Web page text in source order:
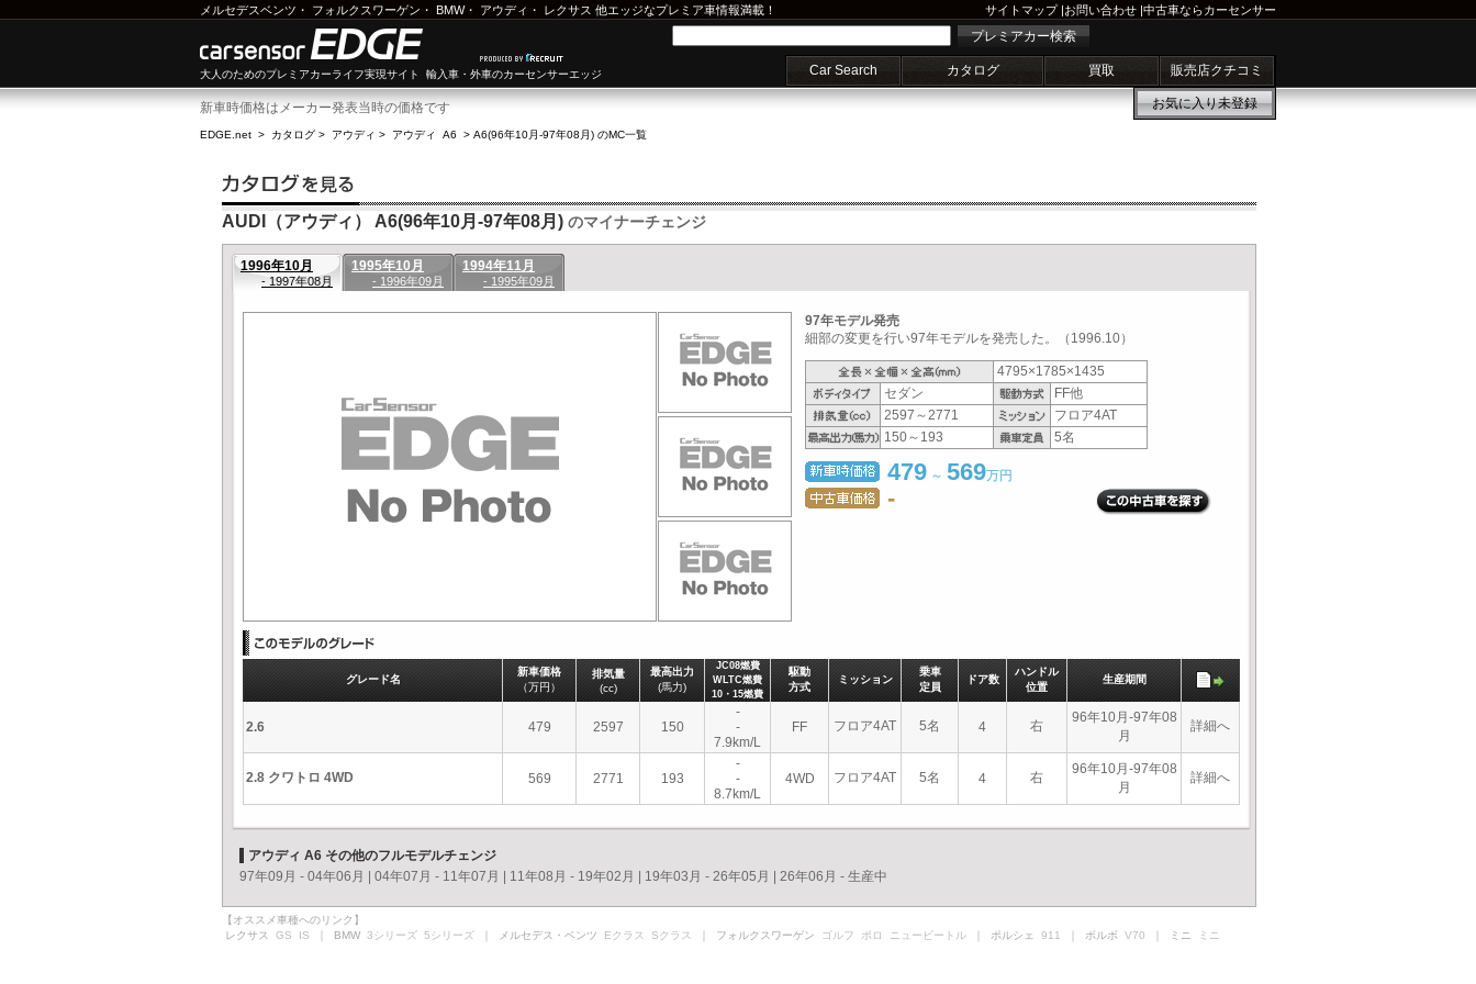
メルセデスベンツ ・ フォルクスワーゲン ・ BMW・ アウディ ・ レクサス 他エッジなプレミア車情報満載！ サイトマップ|お問い合わせ |中古車ならカーセンサー
大人のためのプレミアカーライフ実現サイト 輸入車・外車のカーセンサーエッジ
プレミアカー検索
Car Search カタログ 買取 販売店クチコミ
お気に入り未登録
新車時価格はメーカー発表当時の価格です
EDGE.net > カタログ > アウディ > アウディ A6 > A6(96年10月-97年08月) のMC一覧
AUDI（アウディ） A6(96年10月-97年08月) のマイナーチェンジ
1996年10月
- 1997年08月
1995年10月
- 1996年09月
1994年11月
- 1995年09月
97年モデル発売
細部の変更を行い97年モデルを発売した。（1996.10）
4795×1785×1435
セダン
FF他
2597～2771
フロア4AT
150～193
5名
479 ～ 569万円
-
グレード名
新車価格
（万円）
排気量
(cc)
最高出力
(馬力)
JC08燃費
WLTC燃費
10・15燃費
駆動
方式
ミッション
乗車
定員
ドア数
ハンドル
位置
生産期間
2.6 479 2597 150
-
-
7.9km/L
FF フロア4AT 5名 4 右
96年10月-97年08
月
詳細へ
2.8 クワトロ 4WD 569 2771 193
-
-
8.7km/L
4WD フロア4AT 5名 4 右
96年10月-97年08
月
詳細へ
アウディ A6 その他のフルモデルチェンジ
97年09月 - 04年06月
04年07月 - 11年07月 11年08月 - 19年02月 19年03月 - 26年05月 26年06月 - 生産中
【オススメ車種へのリンク】
レクサス GS IS ｜ BMW 3シリーズ 5シリーズ ｜ メルセデス・ベンツ Eクラス Sクラス ｜ フォルクスワーゲン ゴルフ ポロ ニュービートル ｜ ポルシェ 911 ｜ ボルボ V70 ｜ ミニ ミニ